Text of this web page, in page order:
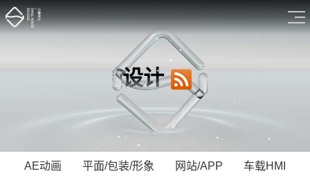
设计
AE动画 平面/包装/形象 网站/APP 车载HMI